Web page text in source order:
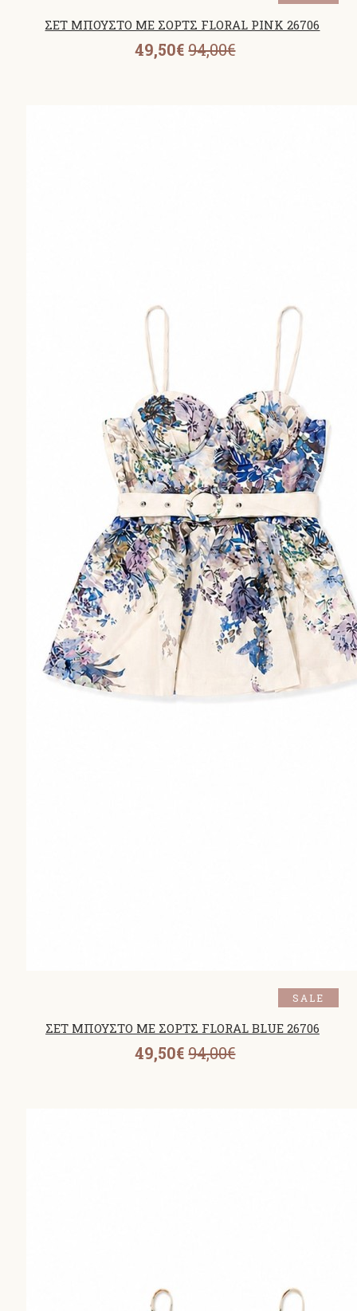
ΣΕΤ ΜΠΟΥΣΤΟ ΜΕ ΣΟΡΤΣ FLORAL PINK 26706
49,50€ 94,00€
SALE
ΣΕΤ ΜΠΟΥΣΤΟ ΜΕ ΣΟΡΤΣ FLORAL BLUE 26706
49,50€ 94,00€